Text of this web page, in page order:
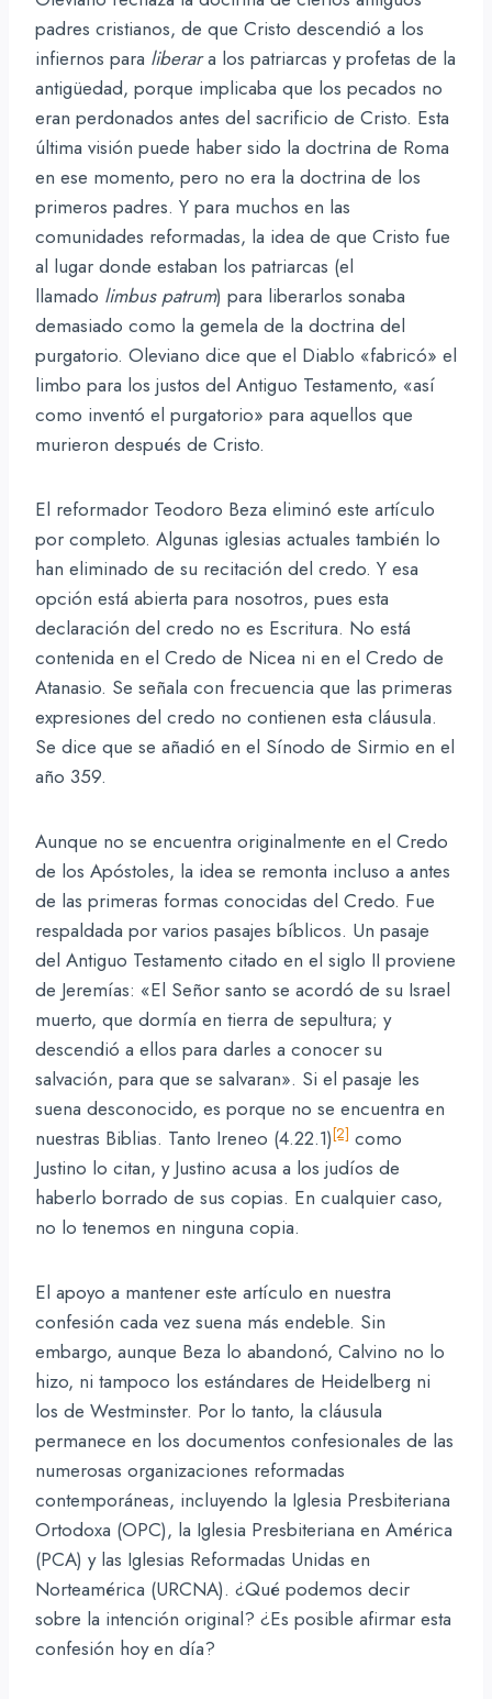
padres cristianos, de que Cristo descendió a los
infiernos para liberara los patriarcas y profetas de la
antigüedad, porque implicaba que los pecados no
eran perdonados antes del sacrificio de Cristo. Esta
última visión puede haber sido la doctrina de Roma
en ese momento, pero no era la doctrina de los
primeros padres. Y para muchos en las
comunidades reformadas, la idea de que Cristo fue
al lugar donde estaban los patriarcas (el
llamado limbus patrum) para liberarlos sonaba
demasiado como la gemela de la doctrina del
purgatorio. Oleviano dice que el Diablo «fabricó» el
limbo para los justos del Antiguo Testamento, «así
como inventó el purgatorio» para aquellos que
murieron después de Cristo.
El reformador Teodoro Beza eliminó este artículo
por completo. Algunas iglesias actuales también lo
han eliminado de su recitación del credo. Y esa
opción está abierta para nosotros, pues esta
declaración del credo no es Escritura. No está
contenida en el Credo de Nicea ni en el Credo de
Atanasio. Se señala con frecuencia que las primeras
expresiones del credo no contienen esta cláusula.
Se dice que se añadió en el Sínodo de Sirmio en el
año 359.
Aunque no se encuentra originalmente en el Credo
de los Apóstoles, la idea se remonta incluso a antes
de las primeras formas conocidas del Credo. Fue
respaldada por varios pasajes bíblicos. Un pasaje
del Antiguo Testamento citado en el siglo II proviene
de Jeremías: «El Señor santo se acordó de su Israel
muerto, que dormía en tierra de sepultura; y
descendió a ellos para darles a conocer su
salvación, para que se salvaran». Si el pasaje les
suena desconocido, es porque no se encuentra en
nuestras Biblias. Tanto Ireneo (4.22.1)[2] como
Justino lo citan, y Justino acusa a los judíos de
haberlo borrado de sus copias. En cualquier caso,
no lo tenemos en ninguna copia.
El apoyo a mantener este artículo en nuestra
confesión cada vez suena más endeble. Sin
embargo, aunque Beza lo abandonó, Calvino no lo
hizo, ni tampoco los estándares de Heidelberg ni
los de Westminster. Por lo tanto, la cláusula
permanece en los documentos confesionales de las
numerosas organizaciones reformadas
contemporáneas, incluyendo la Iglesia Presbiteriana
Ortodoxa (OPC), la Iglesia Presbiteriana en América
(PCA) y las Iglesias Reformadas Unidas en
Norteamérica (URCNA). ¿Qué podemos decir
sobre la intención original? ¿Es posible afirmar esta
confesión hoy en día?